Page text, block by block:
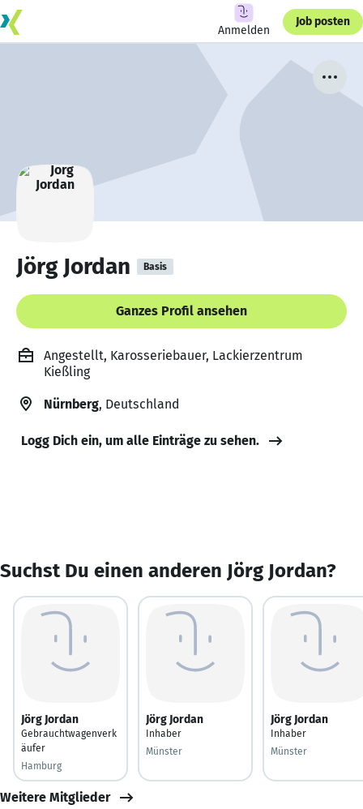
Anmelden
Job posten
Jörg Jordan Basis
Ganzes Profil ansehen
Angestellt, Karosseriebauer, Lackierzentrum
Kießling
Nürnberg, Deutschland
Logg Dich ein, um alle Einträge zu sehen.
Suchst Du einen anderen Jörg Jordan?
Jörg Jordan
Gebrauchtwagenverk
äufer
Hamburg
Jörg Jordan
Inhaber
Münster
Jörg Jordan
Inhaber
Münster
Weitere Mitglieder